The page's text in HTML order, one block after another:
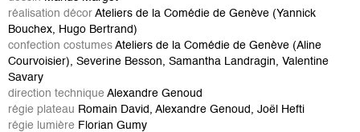
réalisation décor Ateliers de la Comédie de Genève (Yannick
Bouchex, Hugo Bertrand)
confection costumes Ateliers de la Comédie de Genève (Aline
Courvoisier), Severine Besson, Samantha Landragin, Valentine
Savary
direction technique Alexandre Genoud
régie plateau Romain David, Alexandre Genoud, Joël Hefti
régie lumière Florian Gumy